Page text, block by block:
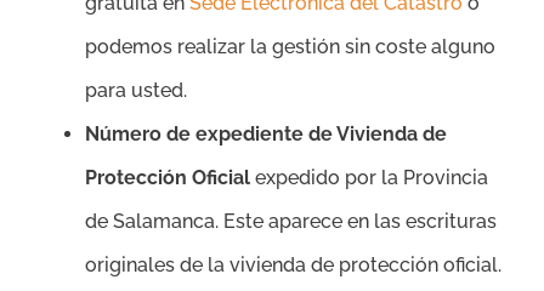
podemos realizar la gestión sin coste alguno
para usted.
Número de expediente de Vivienda de
Protección Oficial expedido por la Provincia
de Salamanca. Este aparece en las escrituras
originales de la vivienda de protección oficial.